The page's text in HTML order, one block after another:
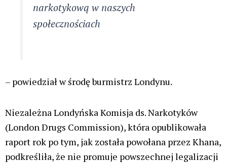
narkotykową w naszych
społecznościach
– powiedział w środę burmistrz Londynu.
Niezależna Londyńska Komisja ds. Narkotyków
(London Drugs Commission), która opublikowała
raport rok po tym, jak została powołana przez Khana,
podkreśliła, że ​​nie promuje powszechnej legalizacji